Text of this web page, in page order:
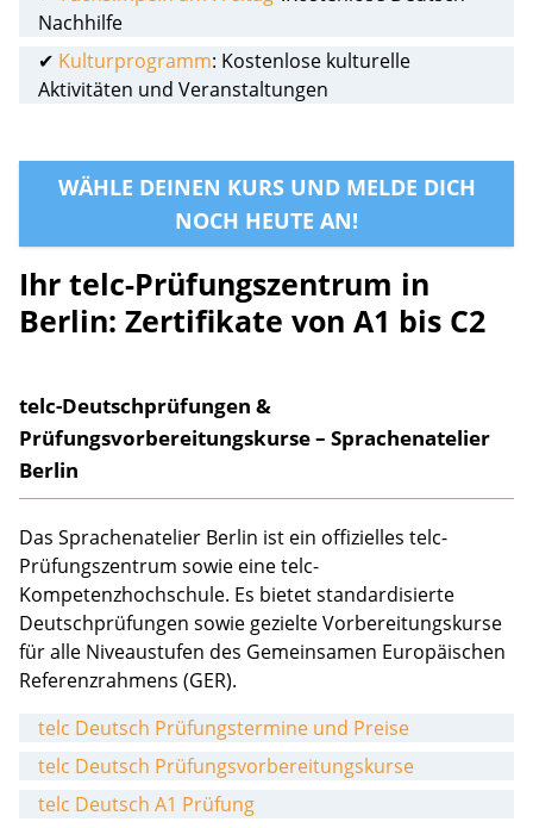
Nachhilfe
✔ Kulturprogramm: Kostenlose kulturelle
Aktivitäten und Veranstaltungen
WÄHLE DEINEN KURS UND MELDE DICH
NOCH HEUTE AN!
Ihr telc-Prüfungszentrum in
Berlin: Zertifikate von A1 bis C2
telc-Deutschprüfungen &
Prüfungsvorbereitungskurse – Sprachenatelier
Berlin
Das Sprachenatelier Berlin ist ein offizielles telc-
Prüfungszentrum sowie eine telc-
Kompetenzhochschule. Es bietet standardisierte
Deutschprüfungen sowie gezielte Vorbereitungskurse
für alle Niveaustufen des Gemeinsamen Europäischen
Referenzrahmens (GER).
telc Deutsch Prüfungstermine und Preise
telc Deutsch Prüfungsvorbereitungskurse
telc Deutsch A1 Prüfung